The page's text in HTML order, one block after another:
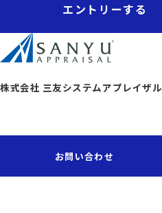
エントリーする
株式会社 三友システムアプレイザル
お問い合わせ